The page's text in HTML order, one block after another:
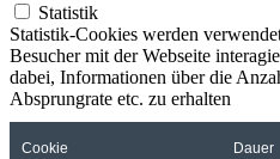
Statistik
Statistik-Cookies werden
Besucher mit der Webseite
dabei, Informationen über die
Absprungrate etc. zu erhalten
Cookie Dauer